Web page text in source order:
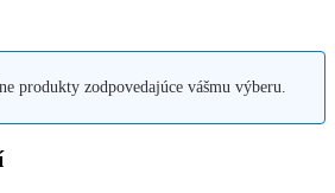
produkty zodpovedajúce vášmu výberu.